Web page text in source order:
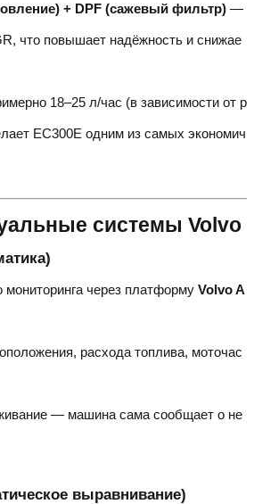
+ DPF (сажевый фильтр) —
что повышает надёжность и снижае
18–25 л/час (в зависимости от р
EC300E одним из самых экономич
системы Volvo
мониторинга через платформу Volvo A
расхода топлива, моточас
— машина сама сообщает о не
выравнивание)